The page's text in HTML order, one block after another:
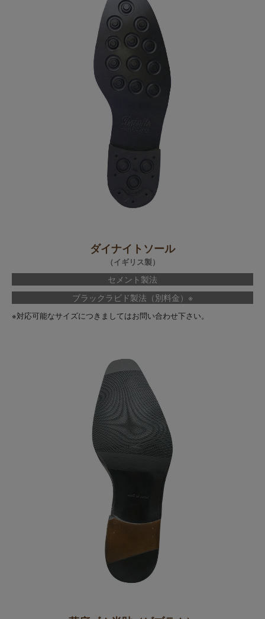
ダイナイトソール
（イギリス製）
セメント製法
ブラックラビド製法（別料金）※
※対応可能なサイズにつきましてはお問い合わせ下さい。